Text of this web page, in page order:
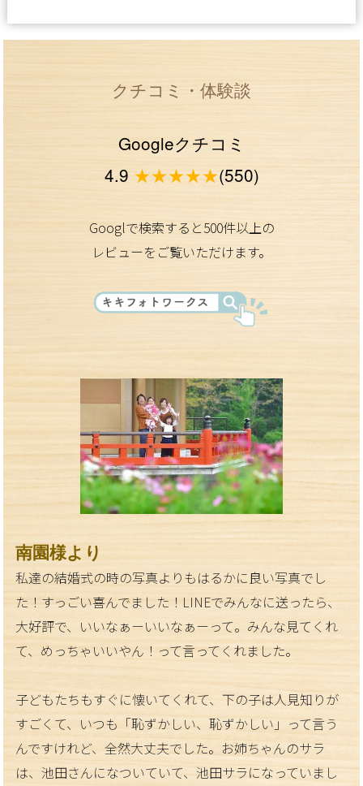
クチコミ・体験談
Googleクチコミ
4.9 ★★★★★(550)
Googlで検索すると500件以上の
レビューをご覧いただけます。
南園様より
私達の結婚式の時の写真よりもはるかに良い写真でし
た！すっごい喜んでました！ LINEでみんなに送ったら、
大好評で、いいなぁーいいなぁーって。みんな見てくれ
て、めっちゃいいやん！って言ってくれました。
子どもたちもすぐに懐いてくれて、下の子は人見知りが
すごくて、いつも「恥ずかしい、恥ずかしい」って言う
んですけれど、全然大丈夫でした。お姉ちゃんのサラ
は、池田さんになついていて、池田サラになっていまし